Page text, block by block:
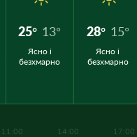
25° 13°
Ясно і
безхмарно
28° 15°
Ясно і
безхмарно
11:00 14:00 17:00